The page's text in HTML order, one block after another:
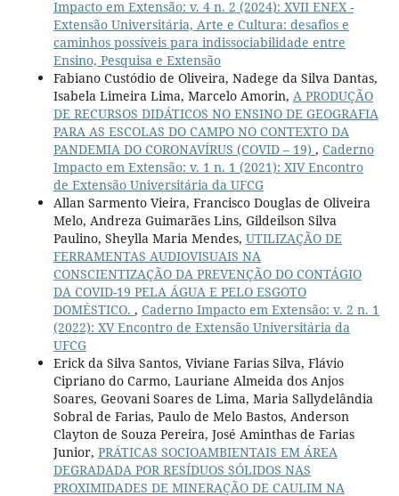
Impacto em Extensão: v. 4 n. 2 (2024): XVII ENEX -
Extensão Universitária, Arte e Cultura: desafios e
caminhos possíveis para indissociabilidade entre
Ensino, Pesquisa e Extensão
Fabiano Custódio de Oliveira, Nadege da Silva Dantas,
Isabela Limeira Lima, Marcelo Amorin, A PRODUÇÃO
DE RECURSOS DIDÁTICOS NO ENSINO DE GEOGRAFIA
PARA AS ESCOLAS DO CAMPO NO CONTEXTO DA
PANDEMIA DO CORONAVÍRUS (COVID – 19) , Caderno
Impacto em Extensão: v. 1 n. 1 (2021): XIV Encontro
de Extensão Universitária da UFCG
Allan Sarmento Vieira, Francisco Douglas de Oliveira
Melo, Andreza Guimarães Lins, Gildeilson Silva
Paulino, Sheylla Maria Mendes, UTILIZAÇÃO DE
FERRAMENTAS AUDIOVISUAIS NA
CONSCIENTIZAÇÃO DA PREVENÇÃO DO CONTÁGIO
DA COVID-19 PELA ÁGUA E PELO ESGOTO
DOMÉSTICO. , Caderno Impacto em Extensão: v. 2 n. 1
(2022): XV Encontro de Extensão Universitária da
UFCG
Erick da Silva Santos, Viviane Farias Silva, Flávio
Cipriano do Carmo, Lauriane Almeida dos Anjos
Soares, Geovani Soares de Lima, Maria Sallydelândia
Sobral de Farias, Paulo de Melo Bastos, Anderson
Clayton de Souza Pereira, José Aminthas de Farias
Junior, PRÁTICAS SOCIOAMBIENTAIS EM ÁREA
DEGRADADA POR RESÍDUOS SÓLIDOS NAS
PROXIMIDADES DE MINERAÇÃO DE CAULIM NA